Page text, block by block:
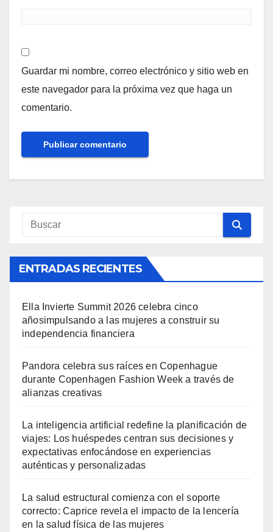
Guardar mi nombre, correo electrónico y sitio web en
este navegador para la próxima vez que haga un
comentario.
ENTRADAS RECIENTES
Ella Invierte Summit 2026 celebra cinco
añosimpulsando a las mujeres a construir su
independencia financiera
Pandora celebra sus raíces en Copenhague
durante Copenhagen Fashion Week a través de
alianzas creativas
La inteligencia artificial redefine la planificación de
viajes: Los huéspedes centran sus decisiones y
expectativas enfocándose en experiencias
auténticas y personalizadas
La salud estructural comienza con el soporte
correcto: Caprice revela el impacto de la lencería
en la salud física de las mujeres